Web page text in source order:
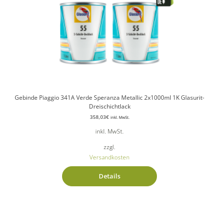
Gebinde Piaggio 341A Verde Speranza Metallic 2x1000ml 1K Glasurit-
Dreischichtlack
358,03€ inkl. MwSt.
inkl. MwSt.
zzgl.
Versandkosten
Details